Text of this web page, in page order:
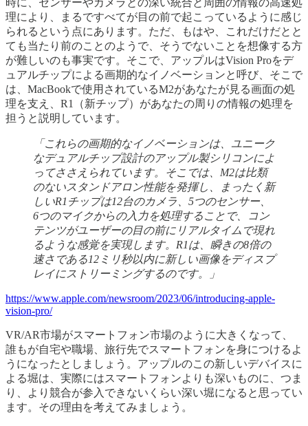
時に、センサーやカメラとの深い統合と周囲の情報の高速処
理により、まるですべてが目の前で起こっているように感じ
られるという点にあります。ただ、もはや、これだけだとと
ても当たり前のことのようで、そうでないことを想像する方
が難しいのも事実です。そこで、アップルはVision Proをデ
ュアルチップによる画期的なイノベーションと呼び、そこで
は、MacBookで使用されているM2があなたが見る画面の処
理を支え、R1（新チップ）があなたの周りの情報の処理を
担うと説明しています。
「これらの画期的なイノベーションは、ユニーク
なデュアルチップ設計のアップル製シリコンによ
ってささえられています。そこでは、M2は比類
のないスタンドアロン性能を発揮し、まったく新
しいR1チップは12台のカメラ、5つのセンサー、
6つのマイクからの入力を処理することで、コン
テンツがユーザーの目の前にリアルタイムで現れ
るような感覚を実現します。R1は、瞬きの8倍の
速さである12ミリ秒以内に新しい画像をディスプ
レイにストリーミングするのです。」
https://www.apple.com/newsroom/2023/06/introducing-apple-
vision-pro/
VR/AR市場がスマートフォン市場のように大きくなって、
誰もが自宅や職場、旅行先でスマートフォンを身につけるよ
うになったとしましょう。アップルのこの新しいデバイスに
よる堀は、実際にはスマートフォンよりも深いものに、つま
り、より競合が参入できないくらい深い堀になると思ってい
ます。その理由を考えてみましょう。